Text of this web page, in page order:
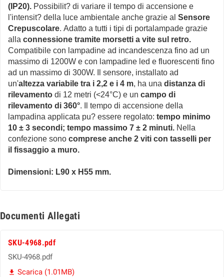
(IP20). Possibilit? di variare il tempo di accensione e
l'intensit? della luce ambientale anche grazie al Sensore
Crepuscolare. Adatto a tutti i tipi di portalampade grazie
alla connessione tramite morsetti a vite sul retro.
Compatibile con lampadine ad incandescenza fino ad un
massimo di 1200W e con lampadine led e fluorescenti fino
ad un massimo di 300W. Il sensore, installato ad
un'altezza variabile tra i 2,2 e i 4 m, ha una distanza di
rilevamento di 12 metri (<24°C) e un campo di
rilevamento di 360°. Il tempo di accensione della
lampadina applicata pu? essere regolato: tempo minimo
10 ± 3 secondi; tempo massimo 7 ± 2 minuti. Nella
confezione sono comprese anche 2 viti con tasselli per
il fissaggio a muro.
Dimensioni: L90 x H55 mm.
Documenti Allegati
SKU-4968.pdf
SKU-4968.pdf
 Scarica (1.01MB)